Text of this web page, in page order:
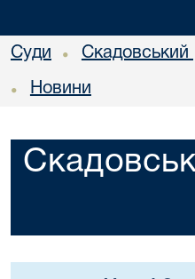
Суди • Скадовський
• Новини